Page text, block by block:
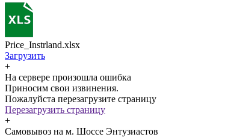
Price_Instrland.xlsx
Загрузить
+
На сервере произошла ошибка
Приносим свои извинения.
Пожалуйста перезагрузите страницу
Перезагрузить страницу
+
Самовывоз на м. Шоссе Энтузиастов